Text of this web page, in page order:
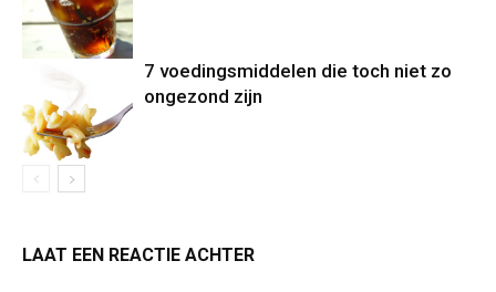
7 voedingsmiddelen die toch niet zo
ongezond zijn
LAAT EEN REACTIE ACHTER